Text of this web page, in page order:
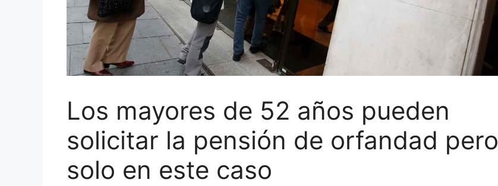
Los mayores de 52 años pueden
solicitar la pensión de orfandad pero
solo en este caso